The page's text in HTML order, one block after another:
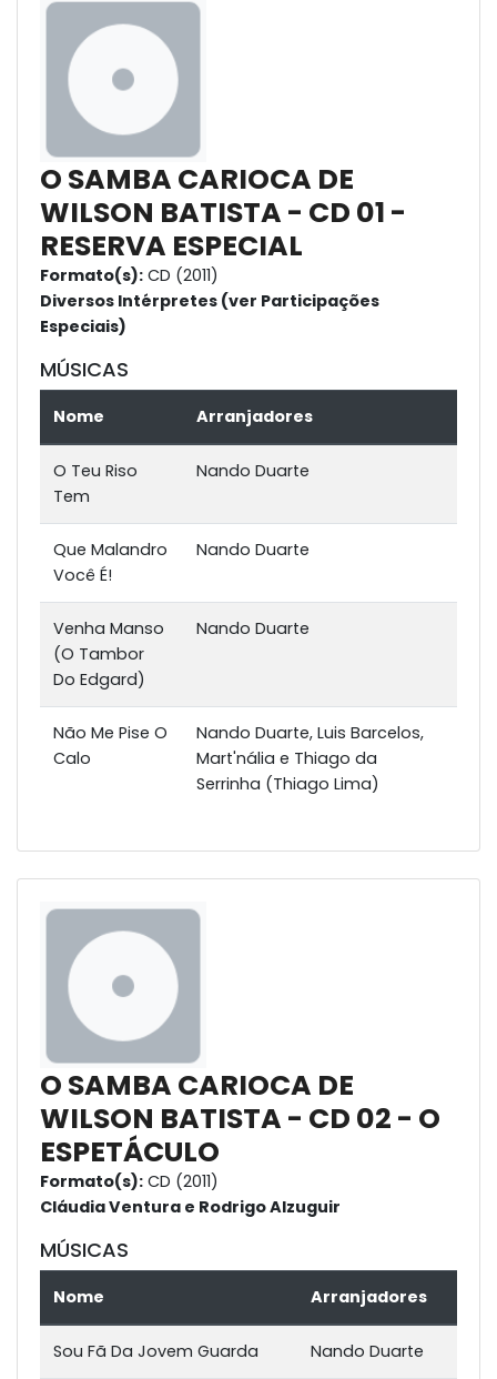
O SAMBA CARIOCA DE
WILSON BATISTA - CD 01 -
RESERVA ESPECIAL
Formato(s): CD (2011)
Diversos Intérpretes (ver Participações
Especiais)
MÚSICAS
Nome Arranjadores
O Teu Riso
Tem
Nando Duarte
Que Malandro
Você É!
Nando Duarte
Venha Manso
(O Tambor
Do Edgard)
Nando Duarte
Não Me Pise O
Calo
Nando Duarte, Luis Barcelos,
Mart'nália e Thiago da
Serrinha (Thiago Lima)
O SAMBA CARIOCA DE
WILSON BATISTA - CD 02 - O
ESPETÁCULO
Formato(s): CD (2011)
Cláudia Ventura e Rodrigo Alzuguir
MÚSICAS
Nome Arranjadores
Sou Fã Da Jovem Guarda Nando Duarte